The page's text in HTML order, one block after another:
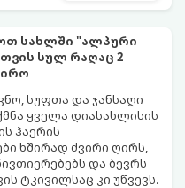
და პირვანდელი
სახლში "ალპური
სულ რაღაც 2
სუფთა და ჯანსაღი
ყველა დიასახლისის
ჰაერის
ხშირად ძვირი ღირს,
და ბევრს
ტკივილსაც კი უწვევს.